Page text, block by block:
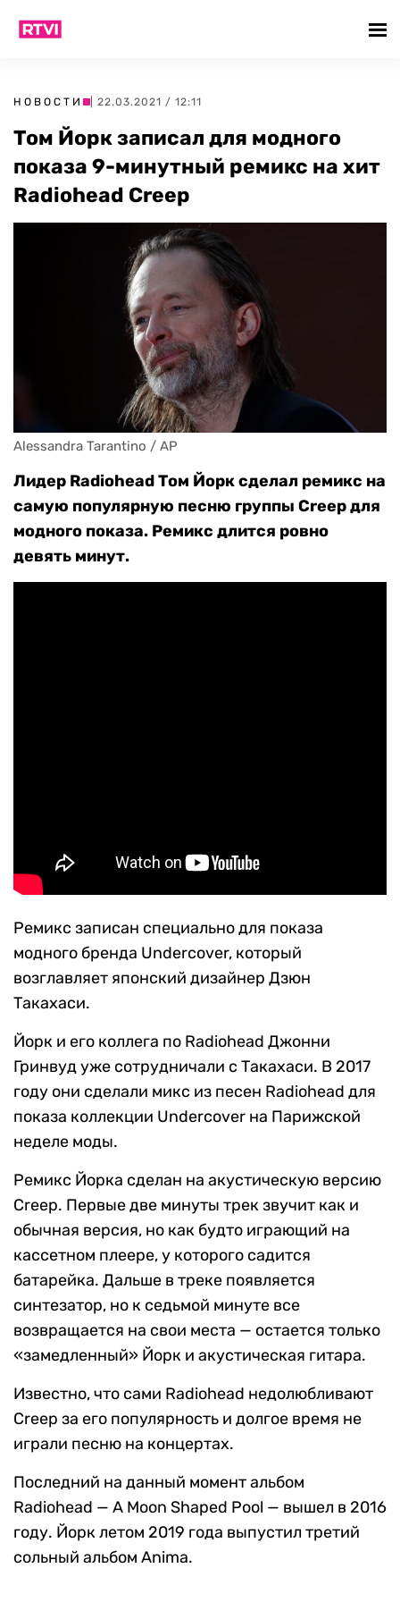
НОВОСТИ | 22.03.2021 / 12:11
Том Йорк записал для модного
показа 9-минутный ремикс на хит
Radiohead Creep
Alessandra Tarantino / AP
Лидер Radiohead Том Йорк сделал ремикс на
самую популярную песню группы Creep для
модного показа. Ремикс длится ровно
девять минут.
Ремикс записан специально для показа
модного бренда Undercover, который
возглавляет японский дизайнер Дзюн
Такахаси.
Йорк и его коллега по Radiohead Джонни
Гринвуд уже сотрудничали с Такахаси. В 2017
году они сделали микс из песен Radiohead для
показа коллекции Undercover на Парижской
неделе моды.
Ремикс Йорка сделан на акустическую версию
Creep. Первые две минуты трек звучит как и
обычная версия, но как будто играющий на
кассетном плеере, у которого садится
батарейка. Дальше в треке появляется
синтезатор, но к седьмой минуте все
возвращается на свои места — остается только
«замедленный» Йорк и акустическая гитара.
Известно, что сами Radiohead недолюбливают
Creep за его популярность и долгое время не
играли песню на концертах.
Последний на данный момент альбом
Radiohead — A Moon Shaped Pool — вышел в 2016
году. Йорк летом 2019 года выпустил третий
сольный альбом Anima.